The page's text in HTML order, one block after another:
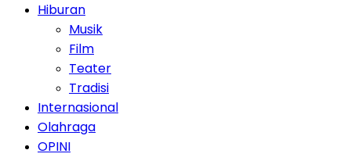
Hiburan
Musik
Film
Teater
Tradisi
Internasional
Olahraga
OPINI